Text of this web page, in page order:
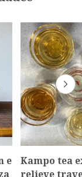
e
Kampo tea
relieve